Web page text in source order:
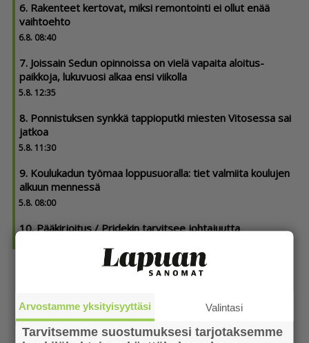
6. Rakenteet kertovat, miksi remontointi ei ollut enää
vaihtoehto
6.8. 08:40
7. Joissain Sedun opinnoissa on vielä vapaita aloitus­
paikkoja, lukuvuosi alkaa ensi viikolla
5.8. 12:35
8. Ponnistuksen synkkä tappioputki miesten Vitosessa sai
jatkoa
5.8. 11:30
9. Koulukadun työmaa loppusuoralla: tiet valmiita koulujen
alkuun mennessä
5.8. 08:00
10. Pääkirjoitus / Pridekin tarvitsee johtajuutta
Arvostamme yksityisyyttäsi Valintasi
Tarvitsemme suostumuksesi tarjotaksemme